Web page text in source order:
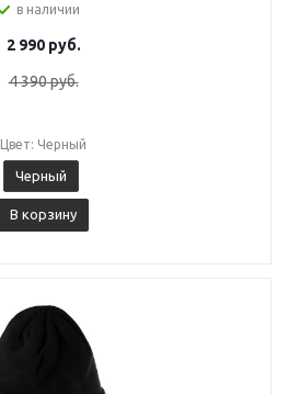
в наличии
2 990руб.
4 390руб.
Цвет: Черный
Черный
В корзину